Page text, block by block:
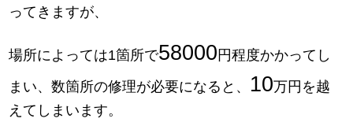
ってきますが、
場所によっては1箇所で58000 円程度かかってし
まい、数箇所の修理が必要になると、 10万円を越
えてしまいます。